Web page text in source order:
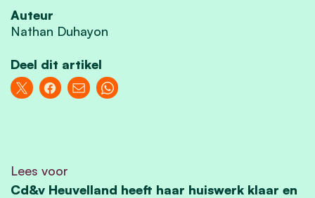
Auteur
Nathan Duhayon
Deel dit artikel
Lees voor
Cd&v Heuvelland heeft haar huiswerk klaar en